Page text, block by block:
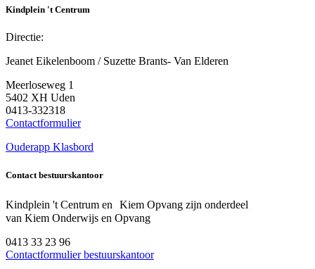
Kindplein 't Centrum
Directie:
Jeanet Eikelenboom / Suzette Brants- Van Elderen
Meerloseweg 1
5402 XH Uden
0413-332318
Contactformulier
Ouderapp Klasbord
Contact bestuurskantoor
Kindplein 't Centrum en Kiem Opvang zijn onderdeel
van Kiem Onderwijs en Opvang
0413 33 23 96
Contactformulier bestuurskantoor